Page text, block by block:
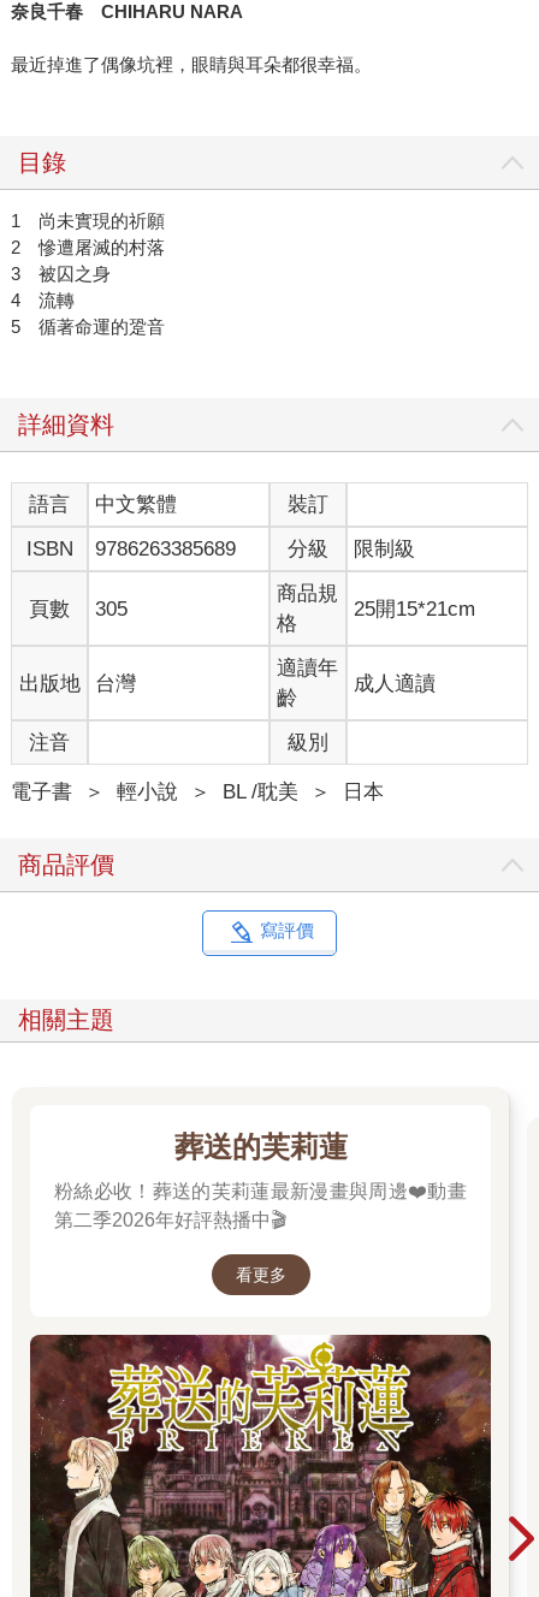
奈良千春 CHIHARU NARA
最近掉進了偶像坑裡，眼睛與耳朵都很幸福。
目錄
1 尚未實現的祈願
2 慘遭屠滅的村落
3 被囚之身
4 流轉
5 循著命運的跫音
詳細資料
語言 中文繁體
裝訂
ISBN
9786263385689 分級 限制級
頁數 305
商品規
格
25開15*21cm
出版地 台灣
適讀年
齡
成人適讀
注音 級別
電子書 ＞ 輕小說 ＞ BL /耽美 ＞ 日本
商品評價
寫評價
相關主題
葬送的芙莉蓮
粉絲必收！葬送的芙莉蓮最新漫畫與周邊❤️動畫
第二季2026年好評熱播中🎬
看更多